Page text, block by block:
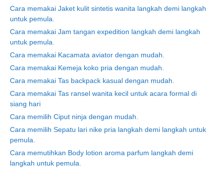
Cara memakai Jaket kulit sintetis wanita langkah demi langkah
untuk pemula.
Cara memakai Jam tangan expedition langkah demi langkah
untuk pemula.
Cara memakai Kacamata aviator dengan mudah.
Cara memakai Kemeja koko pria dengan mudah.
Cara memakai Tas backpack kasual dengan mudah.
Cara memakai Tas ransel wanita kecil untuk acara formal di
siang hari
Cara memilih Ciput ninja dengan mudah.
Cara memilih Sepatu lari nike pria langkah demi langkah untuk
pemula.
Cara memutihkan Body lotion aroma parfum langkah demi
langkah untuk pemula.